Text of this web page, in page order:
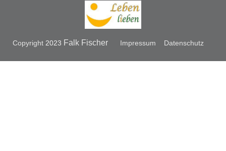
Copyright 2023 Falk Fischer Impressum Datenschutz